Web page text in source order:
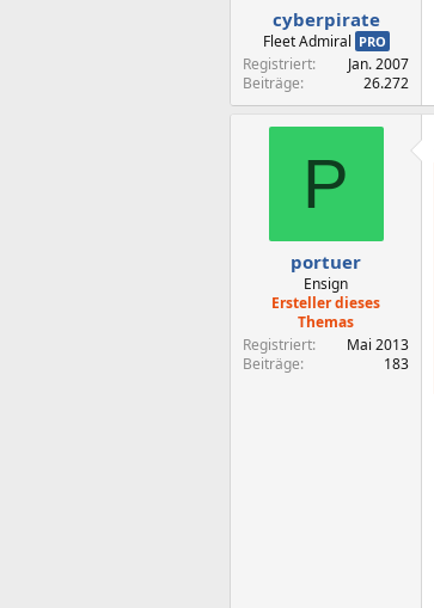
cyberpirate
Fleet Admiral PRO
Registriert
Jan. 2007
Beiträge
26.272
P
portuer
Ensign
Ersteller dieses
Themas
Registriert
Mai 2013
Beiträge
183